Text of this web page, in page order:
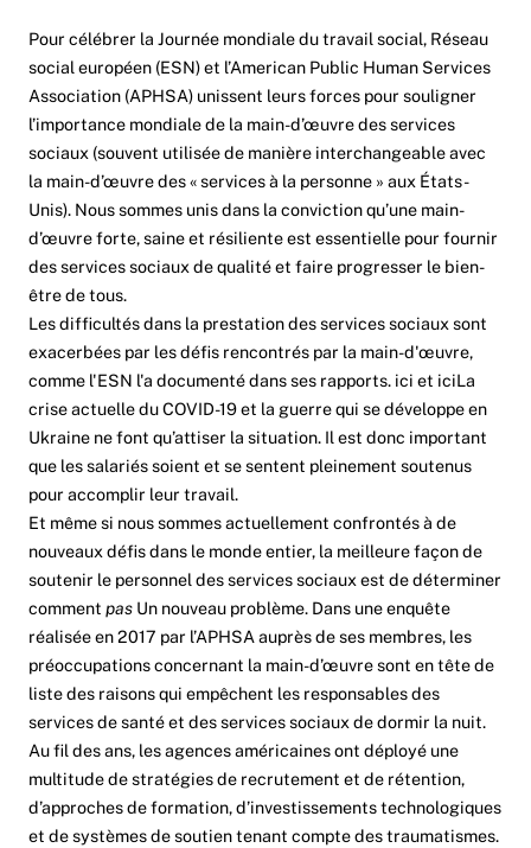
Pour célébrer la Journée mondiale du travail social, Réseau
social européen (ESN) et l’American Public Human Services
Association (APHSA) unissent leurs forces pour souligner
l’importance mondiale de la main-d’œuvre des services
sociaux (souvent utilisée de manière interchangeable avec
la main-d’œuvre des « services à la personne » aux États-
Unis). Nous sommes unis dans la conviction qu’une main-
d’œuvre forte, saine et résiliente est essentielle pour fournir
des services sociaux de qualité et faire progresser le bien-
être de tous.
Les difficultés dans la prestation des services sociaux sont
exacerbées par les défis rencontrés par la main-d'œuvre,
comme l'ESN l'a documenté dans ses rapports. ici et iciLa
crise actuelle du COVID-19 et la guerre qui se développe en
Ukraine ne font qu’attiser la situation. Il est donc important
que les salariés soient et se sentent pleinement soutenus
pour accomplir leur travail.
Et même si nous sommes actuellement confrontés à de
nouveaux défis dans le monde entier, la meilleure façon de
soutenir le personnel des services sociaux est de déterminer
comment pas Un nouveau problème. Dans une enquête
réalisée en 2017 par l’APHSA auprès de ses membres, les
préoccupations concernant la main-d’œuvre sont en tête de
liste des raisons qui empêchent les responsables des
services de santé et des services sociaux de dormir la nuit.
Au fil des ans, les agences américaines ont déployé une
multitude de stratégies de recrutement et de rétention,
d’approches de formation, d’investissements technologiques
et de systèmes de soutien tenant compte des traumatismes.